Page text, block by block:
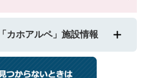
カホアルペ」施設情報